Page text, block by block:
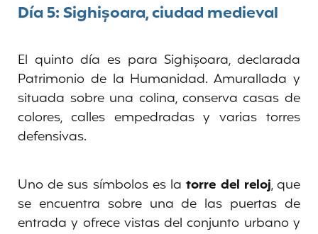
Día 5: Sighișoara, ciudad medieval
El quinto día es para Sighișoara, declarada
Patrimonio de la Humanidad. Amurallada y
situada sobre una colina, conserva casas de
colores, calles empedradas y varias torres
defensivas.
Uno de sus símbolos es latorre del reloj, que
se encuentra sobre una de las puertas de
entrada y ofrece vistas del conjunto urbano y